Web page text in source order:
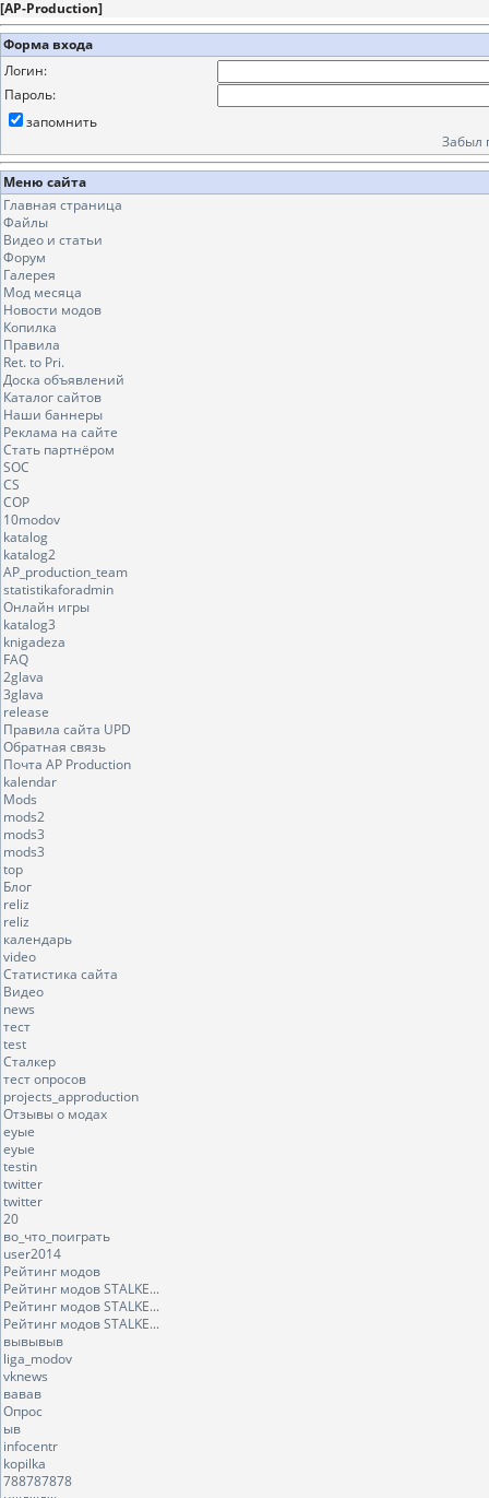
[AP-Production]
Форма входа
Логин:
Пароль:
запомнить
Забыл
Меню сайта
Главная страница
Файлы
Видео и статьи
Форум
Галерея
Мод месяца
Новости модов
Копилка
Правила
Ret. to Pri.
Доска объявлений
Каталог сайтов
Наши баннеры
Реклама на сайте
Стать партнёром
SOC
CS
COP
10modov
katalog
katalog2
AP_production_team
statistikaforadmin
Онлайн игры
katalog3
knigadeza
FAQ
2glava
3glava
release
Правила сайта UPD
Обратная связь
Почта AP Production
kalendar
Mods
mods2
mods3
mods3
top
Блог
reliz
reliz
календарь
video
Статистика сайта
Видео
news
тест
test
Сталкер
тест опросов
projects_approduction
Отзывы о модах
еуые
еуые
testin
twitter
twitter
20
во_что_поиграть
user2014
Рейтинг модов
Рейтинг модов STALKE...
Рейтинг модов STALKE...
Рейтинг модов STALKE...
вывывыв
liga_modov
vknews
вавав
Опрос
ыв
infocentr
kopilka
788787878